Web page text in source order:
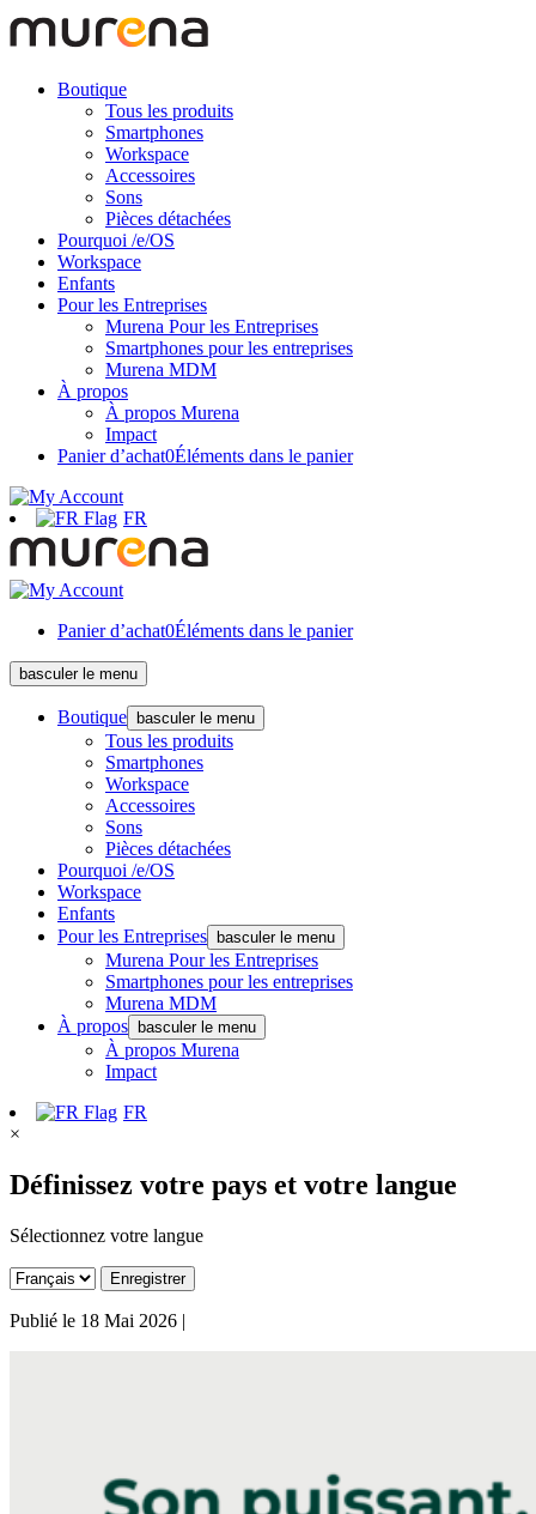
Boutique
Tous les produits
Smartphones
Workspace
Accessoires
Sons
Pièces détachées
Pourquoi /e/OS
Workspace
Enfants
Pour les Entreprises
Murena Pour les Entreprises
Smartphones pour les entreprises
Murena MDM
À propos
À propos Murena
Impact
Panier d’achat0Éléments dans le panier
FR
Panier d’achat0Éléments dans le panier
basculer le menu
Boutique basculer le menu
Tous les produits
Smartphones
Workspace
Accessoires
Sons
Pièces détachées
Pourquoi /e/OS
Workspace
Enfants
Pour les Entreprises
basculer le menu
Murena Pour les Entreprises
Smartphones pour les entreprises
Murena MDM
À propos
basculer le menu
À propos Murena
Impact
FR
×
Définissez votre pays et votre langue
Sélectionnez votre langue
Enregistrer
Publié le 18 Mai 2026 |